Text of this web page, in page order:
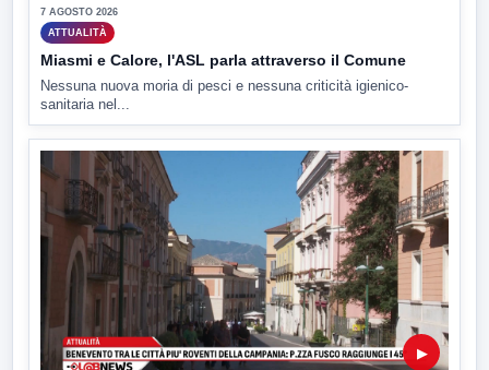
7 AGOSTO 2026
ATTUALITÀ
Miasmi e Calore, l'ASL parla attraverso il Comune
Nessuna nuova moria di pesci e nessuna criticità igienico-
sanitaria nel...
▶